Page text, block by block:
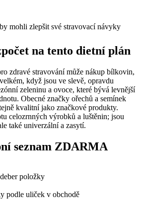
mohli zlepšit své stravovací návyky
na tento dietní plán
zdravé stravování může nákup bílkovin,
když jsou ve slevě, opravdu
zeleninu a ovoce, které bývá levnější
Obecné značky ořechů a semínek
kvalitní jako značkové produkty.
celozrnných výrobků a luštěnin; jsou
také univerzální a zasytí.
seznam ZDARMA
položky
podle uliček v obchodě